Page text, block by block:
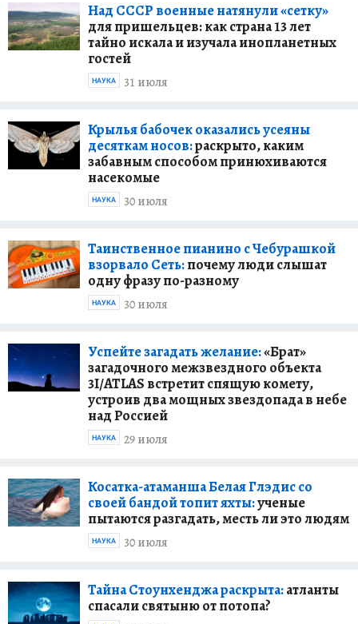
Над СССР военные натянули «сетку»
для пришельцев: как страна 13 лет
тайно искала и изучала инопланетных
гостей
31 июля
НАУКА
Крылья бабочек оказались усеяны
десяткам носов:раскрыто, каким
забавным способом принюхиваются
насекомые
30 июля
НАУКА
Таинственное пианино с Чебурашкой
взорвало Сеть:почему люди слышат
одну фразу по-разному
30 июля
НАУКА
Успейте загадать желание:«Брат»
загадочного межзвездного объекта
3I/ATLAS встретит спящую комету,
устроив два мощных звездопада в небе
над Россией
29 июля
НАУКА
Косатка-атаманша Белая Глэдис со
своей бандой топит яхты:ученые
пытаются разгадать, месть ли это людям
30 июля
НАУКА
Тайна Стоунхенджа раскрыта:атланты
спасали святыню от потопа?